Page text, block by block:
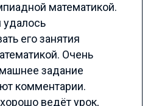
математикой.
удалось
его занятия
Очень
задание
комментарии.
ведёт урок,